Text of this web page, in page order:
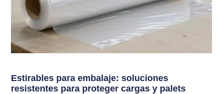
Estirables para embalaje: soluciones
resistentes para proteger cargas y palets